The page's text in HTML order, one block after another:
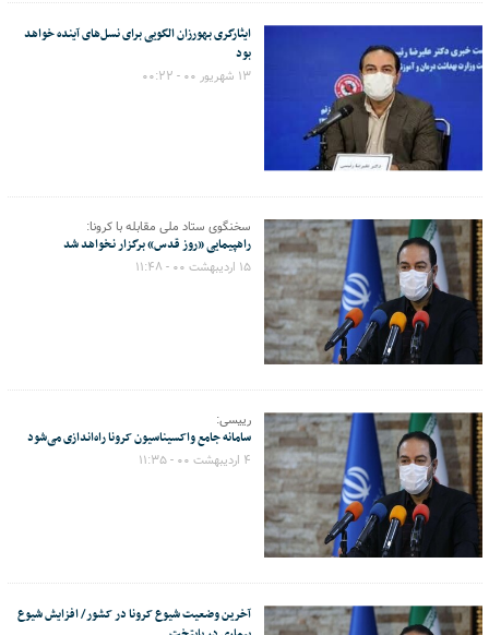
ایثارگری بهورزان الگویی برای نسل‌های آینده خواهد
بود
۱۳ شهریور ۰۰ - ۰۰:۲۲
سخنگوی ستاد ملی مقابله با کرونا:
راهپیمایی «روز قدس» برگزار نخواهد شد
۱۵ اردیبهشت ۰۰ - ۱۱:۴۸
رییسی:
سامانه جامع واکسیناسیون کرونا راه‌اندازی می‌شود
۴ اردیبهشت ۰۰ - ۱۱:۳۵
آخرین وضعیت شیوع کرونا در کشور/ افزایش شیوع